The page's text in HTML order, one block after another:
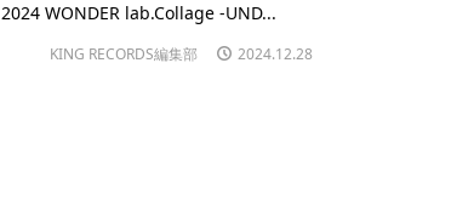
2024 WONDER lab.Collage -UND...
KING RECORDS編集部 2024.12.28